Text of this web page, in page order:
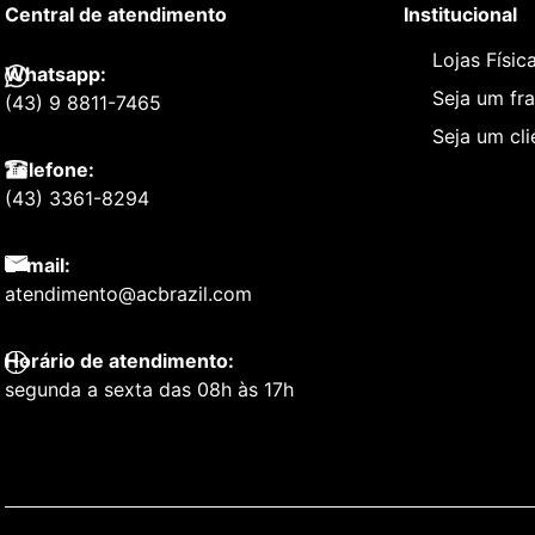
Central de atendimento
Whatsapp:
(43) 9 8811-7465
Telefone:
(43) 3361-8294
E-mail:
atendimento@acbrazil.com
Horário de atendimento:
segunda a sexta das 08h às 17h
Institucional
Lojas
Seja um
Seja um